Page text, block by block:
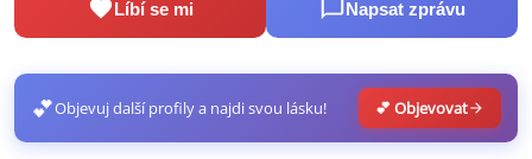
Líbí se mi Napsat zprávu
💕Objevuj další profily a najdi svou lásku! 💕 Objevovat